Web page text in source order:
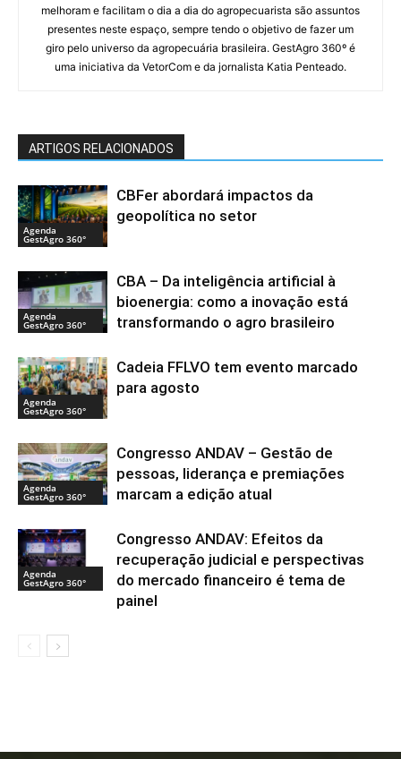
melhoram e facilitam o dia a dia do agropecuarista são assuntos
presentes neste espaço, sempre tendo o objetivo de fazer um
giro pelo universo da agropecuária brasileira. GestAgro 360º é
uma iniciativa da VetorCom e da jornalista Katia Penteado.
ARTIGOS RELACIONADOS
Agenda
GestAgro 360°
CBFer abordará impactos da
geopolítica no setor
Agenda
GestAgro 360°
CBA – Da inteligência artificial à
bioenergia: como a inovação está
transformando o agro brasileiro
Agenda
GestAgro 360°
Cadeia FFLVO tem evento marcado
para agosto
Agenda
GestAgro 360°
Congresso ANDAV – Gestão de
pessoas, liderança e premiações
marcam a edição atual
Agenda
GestAgro 360°
Congresso ANDAV: Efeitos da
recuperação judicial e perspectivas
do mercado financeiro é tema de
painel